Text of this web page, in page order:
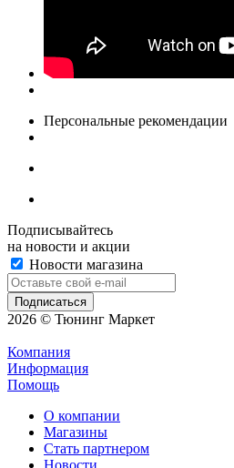
Персональные рекомендации
Подписывайтесь
на новости и акции
Новости магазина
2026 © Тюнинг Маркет
Компания
Информация
Помощь
О компании
Магазины
Стать партнером
Новости